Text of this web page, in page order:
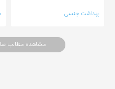
بهداشت جنسی
مشاهده مطالب